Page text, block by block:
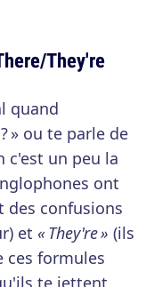
They're
quand
» ou te parle de
c'est un peu la
ont
des confusions
et « They're » (ils
ces formules
te jettent